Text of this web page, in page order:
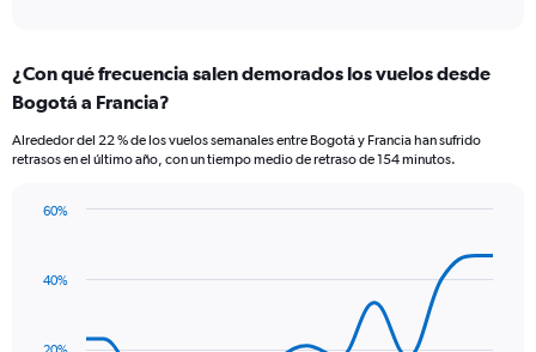
Range:
7
The
chart
displaying
¿Con qué frecuencia salen demorados los vuelos desde
Bogotá a Francia?
Alrededor del 22 % de los vuelos semanales entre Bogotá y Francia han sufrido
retrasos en el último año, con un tiempo medio de retraso de 154 minutos.
40%
60%